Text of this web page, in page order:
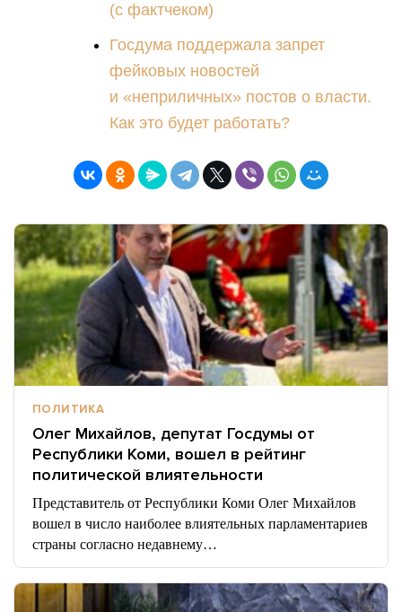
(с фактчеком)
Госдума поддержала запрет
фейковых новостей
и «неприличных» постов о власти.
Как это будет работать?
ПОЛИТИКА
Олег Михайлов, депутат Госдумы от
Республики Коми, вошел в рейтинг
политической влиятельности
Представитель от Республики Коми Олег Михайлов
вошел в число наиболее влиятельных парламентариев
страны согласно недавнему…